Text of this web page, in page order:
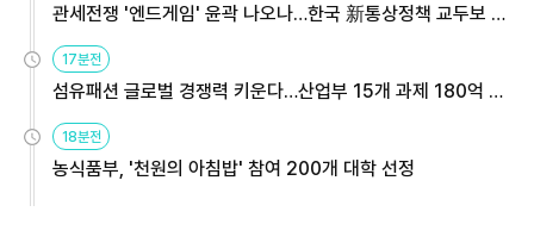
관세전쟁 '엔드게임' 윤곽 나오나…한국 新통상정책 교두보 활
용해야
17분전
섬유패션 글로벌 경쟁력 키운다…산업부 15개 과제 180억 지
원
18분전
농식품부, '천원의 아침밥' 참여 200개 대학 선정